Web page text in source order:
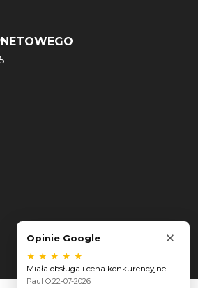
Opinie Google ×
★ ★ ★ ★ ★
Miała obsługa i cena konkurencyjne
Paul O.22-07-2026